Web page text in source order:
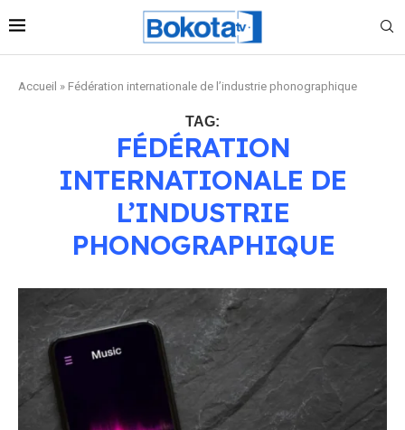
Accueil » Fédération internationale de l’industrie phonographique
TAG:
FÉDÉRATION
INTERNATIONALE DE
L’INDUSTRIE
PHONOGRAPHIQUE